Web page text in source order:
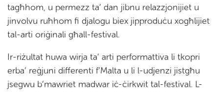
tagħhom, u permezz ta’ dan jibnu relazzjonijiet u
jinvolvu ruħhom fi djalogu biex jipproduċu xogħlijiet
tal-arti oriġinali għall-festival.
Ir-riżultat huwa wirja ta’ arti performattiva li tkopri
erba’ reġjuni differenti f’Malta u li l-udjenzi jistgħu
jsegwu b’mawriet madwar iċ-ċirkwit tal-festival. L-